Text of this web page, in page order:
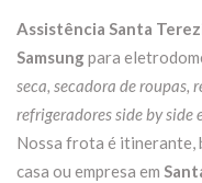
Assistência Santa
Samsungpara
seca, secadora de roupas,
refrigeradores side by side
Nossa frota é itinerante,
casa ou empresa em